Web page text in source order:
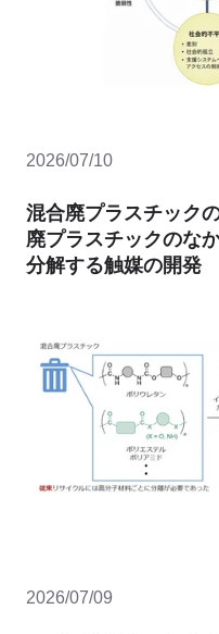
2026/07/10
混合廃プラスチック
廃プラスチックのな
分解する触媒の開発
2026/07/09